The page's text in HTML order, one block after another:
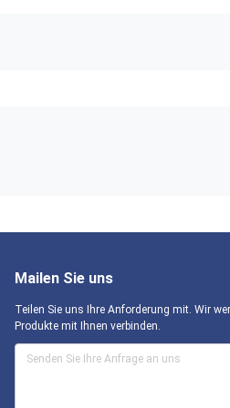
Mailen Sie uns
Teilen Sie uns Ihre Anforderung mit. Wir
Produkte mit Ihnen verbinden.